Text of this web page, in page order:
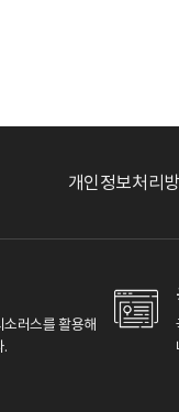
개인정보처리
소러스를 활용해
.